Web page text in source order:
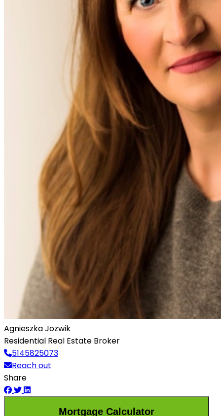
Agnieszka Jozwik
Residential Real Estate Broker
5145825073
Reach out
Share
Mortgage Calculator